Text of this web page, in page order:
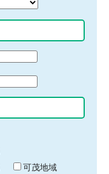
可茂地域